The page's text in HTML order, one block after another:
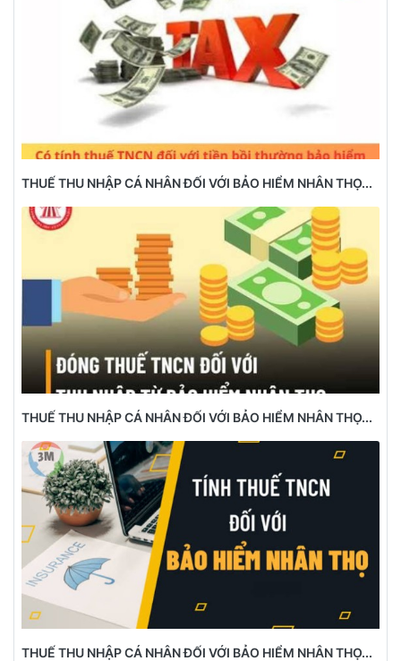
THUẾ THU NHẬP CÁ NHÂN ĐỐI VỚI BẢO HIỂM NHÂN THỌ...
THUẾ THU NHẬP CÁ NHÂN ĐỐI VỚI BẢO HIỂM NHÂN THỌ...
THUẾ THU NHẬP CÁ NHÂN ĐỐI VỚI BẢO HIỂM NHÂN THỌ...